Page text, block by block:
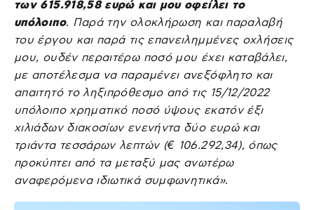
των 615.918,58 ευρώ και μου οφείλει το
υπόλοιπο. Παρά την ολοκλήρωση και παραλαβή
του έργου και παρά τις επανειλημμένες οχλήσεις
μου, ουδέν περαιτέρω ποσό μου έχει καταβάλει,
με αποτέλεσμα να παραμένει ανεξόφλητο και
απαιτητό το ληξιπρόθεσμο από τις 15/12/2022
υπόλοιπο χρηματικό ποσό ύψους εκατόν έξι
χιλιάδων διακοσίων ενενήντα δύο ευρώ και
τριάντα τεσσάρων λεπτών (€ 106.292,34), όπως
προκύπτει από τα μεταξύ μας ανωτέρω
αναφερόμενα ιδιωτικά συμφωνητικά».